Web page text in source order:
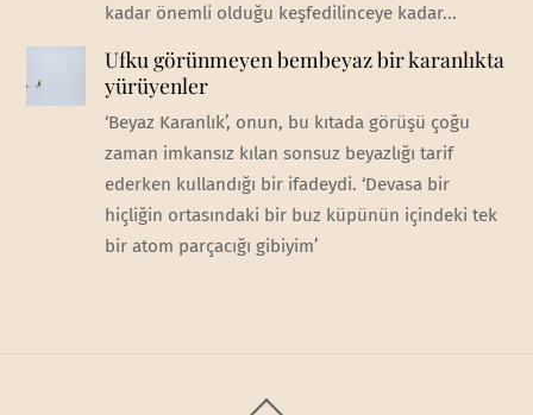
kadar önemli olduğu keşfedilinceye kadar...
Ufku görünmeyen bembeyaz bir karanlıkta
yürüyenler
‘Beyaz Karanlık’, onun, bu kıtada görüşü çoğu
zaman imkansız kılan sonsuz beyazlığı tarif
ederken kullandığı bir ifadeydi. ‘Devasa bir
hiçliğin ortasındaki bir buz küpünün içindeki tek
bir atom parçacığı gibiyim’